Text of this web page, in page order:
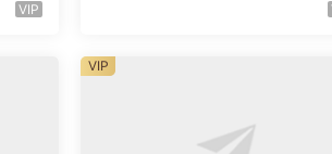
VIP
VIP